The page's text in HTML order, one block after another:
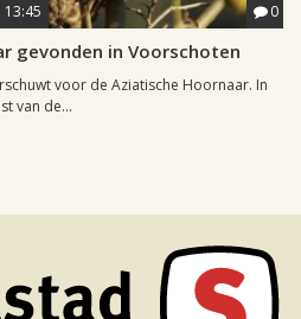
0
gevonden in Voorschoten
voor de Aziatische Hoornaar. In
van de...